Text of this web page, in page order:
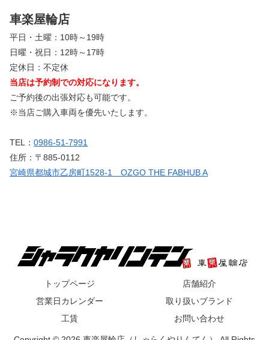
車楽屋輪店
平日・土曜：10時～19時
日曜・祝日：12時～17時
定休日：不定休
当店は予約制での対応になります。
ご予約後の出張対応も可能です。
※当店ご購入車両を優先いたします。
TEL： 0986-51-7991
住所：〒885-0112
宮崎県都城市乙房町1528-1 OZGO THE FABHUB A
トップページ
店舗紹介
営業日カレンダー
取り扱いブランド
工賃
お問い合わせ